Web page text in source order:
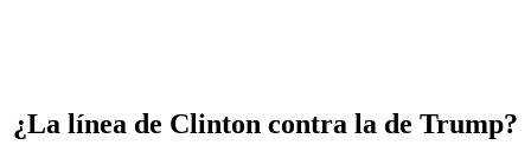
¿La línea de Clinton contra la de Trump?